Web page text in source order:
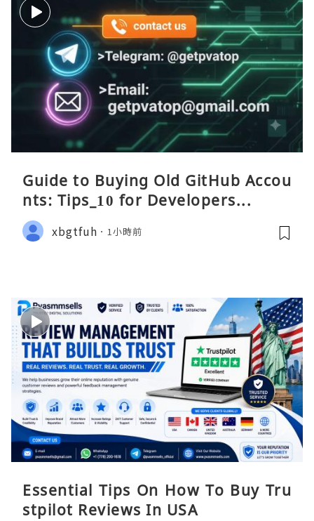
Guide to Buying Old GitHub Accou
nts: Tips_10 for Developers...
xbgtfuh 1小時前
Essential Tips On How To Buy Tru
stpilot Reviews In USA